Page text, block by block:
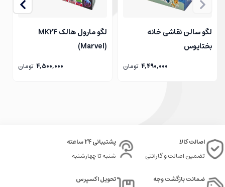
خرید لگو ماشین موسیقی
لگو سالن نقاشی خانه
بختاپوس
4,490,000 تومان
لگو مارول هالک MK24
(Marvel)
4,500,000 تومان
اصالت کالا
تضمین اصالت و گارانتی
پشتیبانی 24 ساعته
شنبه تا چهارشنبه
ضمانت بازگشت وجه
تحویل اکسپرس